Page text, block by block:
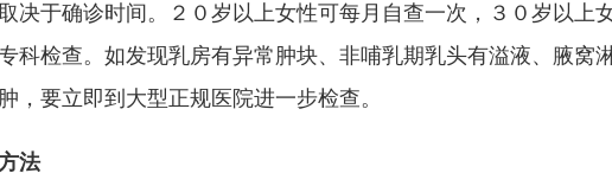
决于确诊时间。２０岁以上女性可每月自查一次，３０岁以上
科检查。如发现乳房有异常肿块、非哺乳期乳头有溢液、腋窝
，要立即到大型正规医院进一步检查。
法